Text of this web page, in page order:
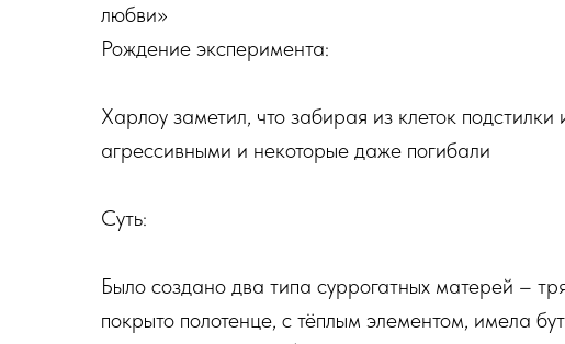
любви»
Рождение эксперимента:
Харлоу заметил, что забирая из клеток
агрессивными и некоторые даже погибали
Суть:
Было создано два типа суррогатных матерей –
покрыто полотенце, с тёплым элементом, имела